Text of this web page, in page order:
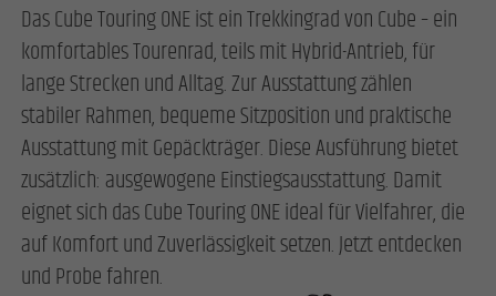
Das Cube Touring ONE ist ein Trekkingrad von Cube – ein
komfortables Tourenrad, teils mit Hybrid-Antrieb, für
lange Strecken und Alltag. Zur Ausstattung zählen
stabiler Rahmen, bequeme Sitzposition und praktische
Ausstattung mit Gepäckträger. Diese Ausführung bietet
zusätzlich: ausgewogene Einstiegsausstattung. Damit
eignet sich das Cube Touring ONE ideal für Vielfahrer, die
auf Komfort und Zuverlässigkeit setzen. Jetzt entdecken
und Probe fahren.